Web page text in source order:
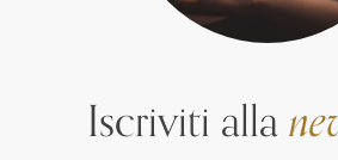
Iscriviti alla